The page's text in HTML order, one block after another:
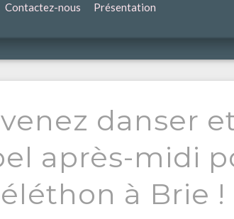
Contactez-nous Présentation
danser
après-midi
à Brie !